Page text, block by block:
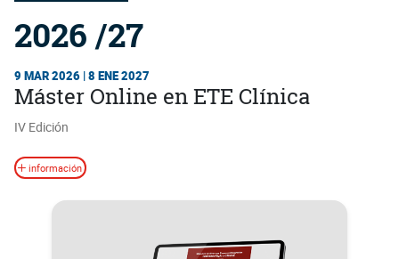
2026 /27
9 MAR 2026 | 8 ENE 2027
Máster Online en ETE Clínica
IV Edición
información